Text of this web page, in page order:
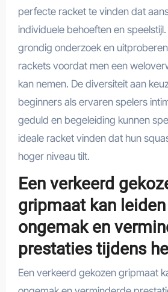
perfecte racket te vinden dat
individuele behoeften en
grondig onderzoek en
rackets voordat men een
kan nemen. De diversiteit aan
beginners als ervaren spelers
geduld en begeleiding kunnen
ideale racket vinden dat hun
hoger niveau tilt.
Een verkeerd
gripmaat kan
ongemak en
prestaties tijdens
Een verkeerd gekozen gripmaat